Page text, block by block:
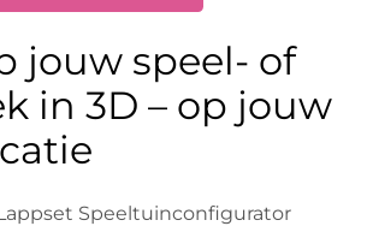
jouw speel- of
in 3D – op jouw
Speeltuinconfigurator